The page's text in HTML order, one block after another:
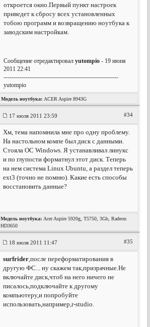
откроется окно.Первый пункт настроек
приведет к сбросу всех установленных
тобою программ и возвращению ноутбука к
заводским настройкам.
Сообщение отредактировалyutompio - 19 июня
2011 22:41
---------------------------------------------------------
yutompio
Модель ноутбука: ACER Aspire 8943G
17 июля 2011 23:59 #34
Хм, тема напомнила мне про одну проблему.
На настольном компе был диск с данными.
Стояла ОС Windows. Я устанавливал линукс
и по глупости форматнул этот диск. Теперь
на нем система Linux Ubuntu, а раздел теперь
ext3 (точно не помню). Какие есть способы
восстановить данные?
Модель ноутбука: Acer Aspire 5920g, T5750, 3Gb, Radeon
HD3650
18 июля 2011 11:47 #35
surfrider,после переформатирования в
другую ФС... ну скажем так,призрачные.Не
включайте диск,чтоб на него ничего не
писалось,подключайте к другому
компьютеру,и попробуйте
использовать,например,r-studio.